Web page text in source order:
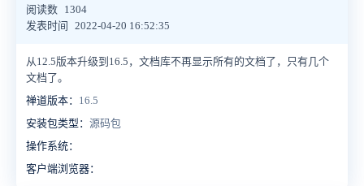
阅读数 1304
发表时间
2022-04-20 16:52:35
从12.5版本升级到16.5， 文档库不再显示所有的文档了，只有几个
文档了。
禅道版本： 16.5
安装包类型： 源码包
操作系统：
客户端浏览器：